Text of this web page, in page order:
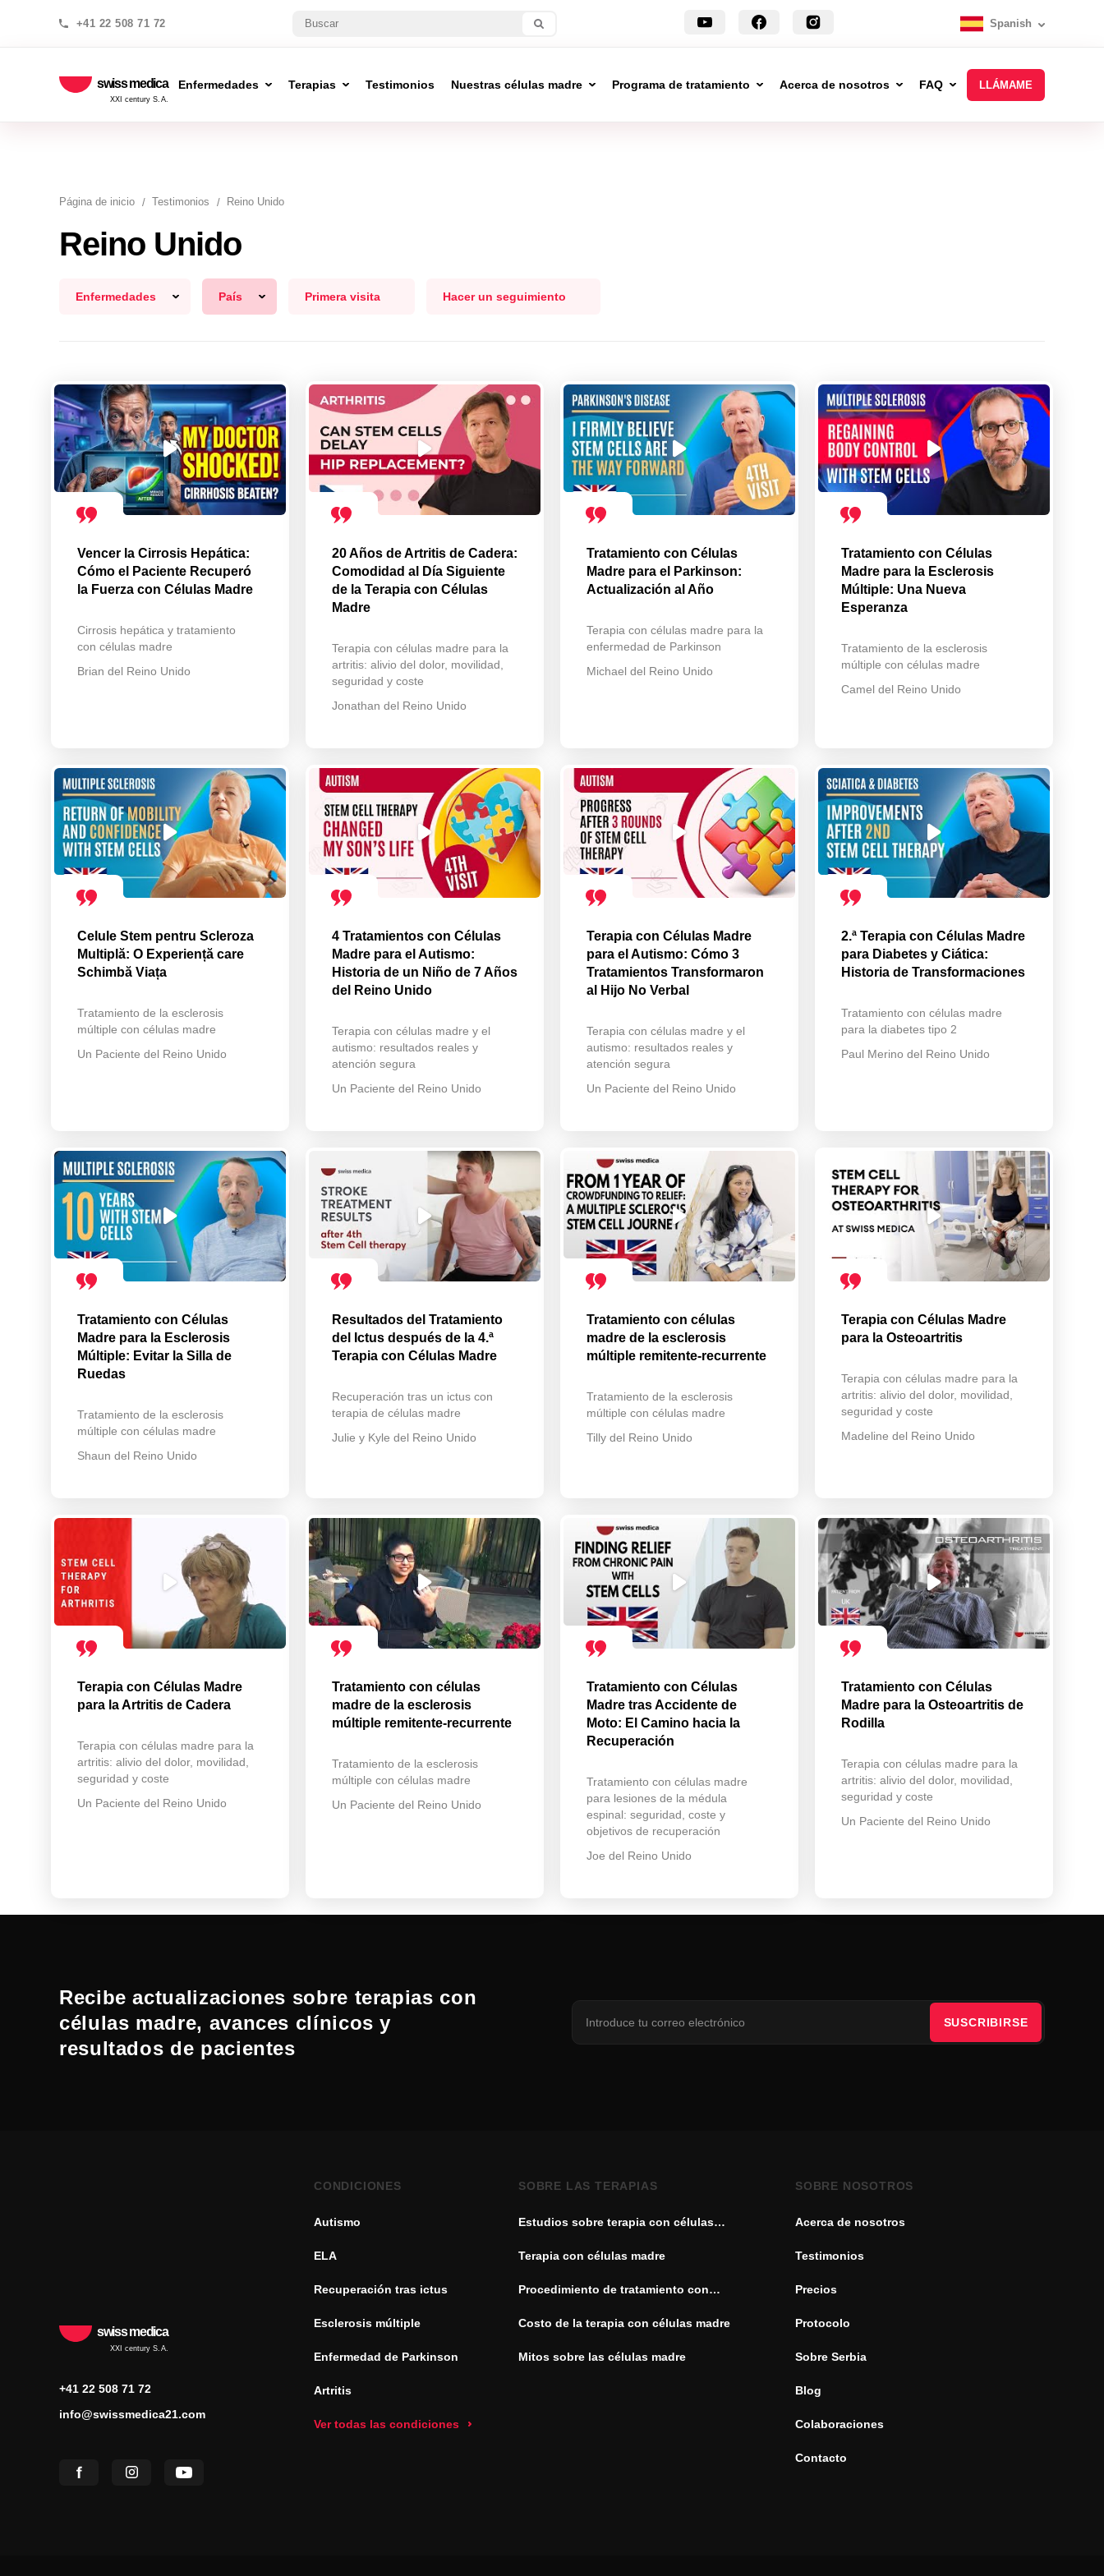
+41 22 508 71 72 Spanish
swiss medica
XXI century S.A.
Enfermedades Terapias Testimonios Nuestras células madre Programa de tratamiento Acerca de nosotros FAQ LLÁMAME
Página de inicio Testimonios Reino Unido
Reino Unido
Enfermedades País Primera visita Hacer un seguimiento
Vencer la Cirrosis Hepática:
Cómo el Paciente Recuperó
la Fuerza con Células Madre
Cirrosis hepática y tratamiento
con células madre
Brian del Reino Unido
20 Años de Artritis de Cadera:
Comodidad al Día Siguiente
de la Terapia con Células
Madre
Terapia con células madre para la
artritis: alivio del dolor, movilidad,
seguridad y coste
Jonathan del Reino Unido
Tratamiento con Células
Madre para el Parkinson:
Actualización al Año
Terapia con células madre para la
enfermedad de Parkinson
Michael del Reino Unido
Tratamiento con Células
Madre para la Esclerosis
Múltiple: Una Nueva
Esperanza
Tratamiento de la esclerosis
múltiple con células madre
Camel del Reino Unido
Celule Stem pentru Scleroza
Multiplă: O Experiență care
Schimbă Viața
Tratamiento de la esclerosis
múltiple con células madre
Un Paciente del Reino Unido
4 Tratamientos con Células
Madre para el Autismo:
Historia de un Niño de 7 Años
del Reino Unido
Terapia con células madre y el
autismo: resultados reales y
atención segura
Un Paciente del Reino Unido
Terapia con Células Madre
para el Autismo: Cómo 3
Tratamientos Transformaron
al Hijo No Verbal
Terapia con células madre y el
autismo: resultados reales y
atención segura
Un Paciente del Reino Unido
2.ª Terapia con Células Madre
para Diabetes y Ciática:
Historia de Transformaciones
Tratamiento con células madre
para la diabetes tipo 2
Paul Merino del Reino Unido
Tratamiento con Células
Madre para la Esclerosis
Múltiple: Evitar la Silla de
Ruedas
Tratamiento de la esclerosis
múltiple con células madre
Shaun del Reino Unido
Resultados del Tratamiento
del Ictus después de la 4.ª
Terapia con Células Madre
Recuperación tras un ictus con
terapia de células madre
Julie y Kyle del Reino Unido
Tratamiento con células
madre de la esclerosis
múltiple remitente-recurrente
Tratamiento de la esclerosis
múltiple con células madre
Tilly del Reino Unido
Terapia con Células Madre
para la Osteoartritis
Terapia con células madre para la
artritis: alivio del dolor, movilidad,
seguridad y coste
Madeline del Reino Unido
Terapia con Células Madre
para la Artritis de Cadera
Terapia con células madre para la
artritis: alivio del dolor, movilidad,
seguridad y coste
Un Paciente del Reino Unido
Tratamiento con células
madre de la esclerosis
múltiple remitente-recurrente
Tratamiento de la esclerosis
múltiple con células madre
Un Paciente del Reino Unido
Tratamiento con Células
Madre tras Accidente de
Moto: El Camino hacia la
Recuperación
Tratamiento con células madre
para lesiones de la médula
espinal: seguridad, coste y
objetivos de recuperación
Joe del Reino Unido
Tratamiento con Células
Madre para la Osteoartritis de
Rodilla
Terapia con células madre para la
artritis: alivio del dolor, movilidad,
seguridad y coste
Un Paciente del Reino Unido
Recibe actualizaciones sobre terapias con
células madre, avances clínicos y
resultados de pacientes
SUSCRIBIRSE
swiss medica
XXI century S.A.
+41 22 508 71 72
info@swissmedica21.com
CONDICIONES
Autismo
ELA
Recuperación tras ictus
Esclerosis múltiple
Enfermedad de Parkinson
Artritis
Ver todas las condiciones
SOBRE LAS TERAPIAS
Estudios sobre terapia con células
Terapia con células madre
Procedimiento de tratamiento con
Costo de la terapia con células madre
Mitos sobre las células madre
SOBRE NOSOTROS
Acerca de nosotros
Testimonios
Precios
Protocolo
Sobre Serbia
Blog
Colaboraciones
Contacto